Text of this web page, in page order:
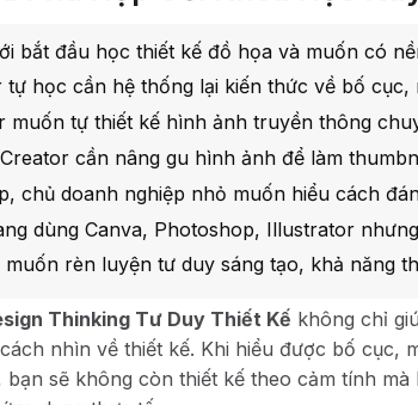
bắt đầu học thiết kế đồ họa và muốn có
tự học cần hệ thống lại kiến thức về bố cục,
muốn tự thiết kế hình ảnh truyền thông
cần nâng gu hình ảnh để làm
chủ doanh nghiệp nhỏ muốn hiểu cách
dùng Canva, Photoshop, Illustrator
muốn rèn luyện tư duy sáng tạo, khả năng
Thinking Tư Duy Thiết Kế không chỉ
nhìn về thiết kế. Khi hiểu được bố cục,
sẽ không còn thiết kế theo cảm tính